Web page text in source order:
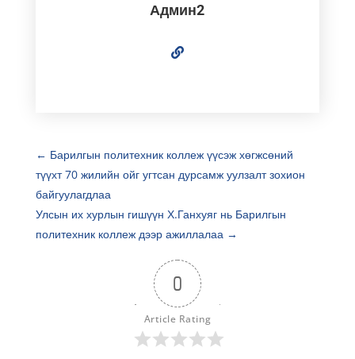
Админ2
← Барилгын политехник коллеж үүсэж хөгжсөний
түүхт 70 жилийн ойг угтсан дурсамж уулзалт зохион
байгуулагдлаа
Улсын их хурлын гишүүн Х.Ганхуяг нь Барилгын
политехник коллеж дээр ажиллалаа →
0
Article Rating